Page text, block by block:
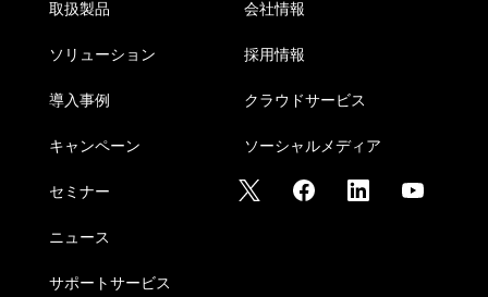
取扱製品
ソリューション
導入事例
キャンペーン
セミナー
ニュース
サポートサービス
会社情報
採用情報
クラウドサービス
ソーシャルメディア